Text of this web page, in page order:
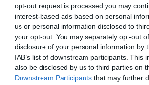
opt-out request is processed you may
interest-based ads based on personal
us or personal information disclosed to
your opt-out. You may separately opt-out
disclosure of your personal information by
IAB’s list of downstream participants. This
also be disclosed by us to third parties on
Downstream Participants that may further